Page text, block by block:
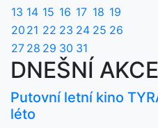
13 14 15 16 17 18 19
20 21 22 23 24 25 26
27 28 29 30 31
DNEŠNÍ AKCE
Putovní letní kino
léto